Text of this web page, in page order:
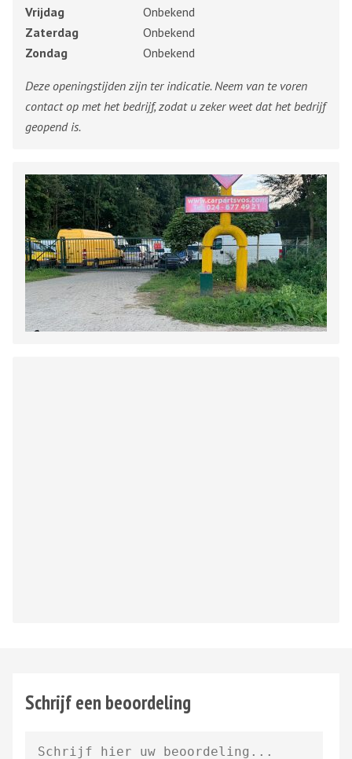
Vrijdag
Onbekend
Zaterdag
Onbekend
Zondag
Onbekend
Deze openingstijden zijn ter indicatie. Neem van te voren
contact op met het bedrijf, zodat u zeker weet dat het bedrijf
geopend is.
Schrijf een beoordeling